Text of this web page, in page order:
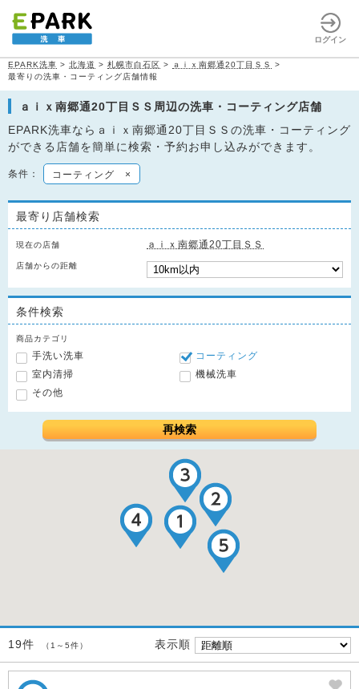
ログイン
EPARK洗車 > 北海道 > 札幌市白石区 > ａｉｘ南郷通20丁目ＳＳ
>
最寄りの洗車・コーティング店舗情報
ａｉｘ南郷通20丁目ＳＳ周辺の洗車・コーティング店舗
EPARK洗車ならａｉｘ南郷通20丁目ＳＳの洗車・コーティング
ができる店舗を簡単に検索・予約お申し込みができます。
条件： コーティング ×
最寄り店舗検索
現在の店舗 ａｉｘ南郷通20丁目ＳＳ
店舗からの距離
条件検索
商品カテゴリ
手洗い洗車
コーティング
室内清掃
機械洗車
その他
再検索
19件 （1～5件） 表示順